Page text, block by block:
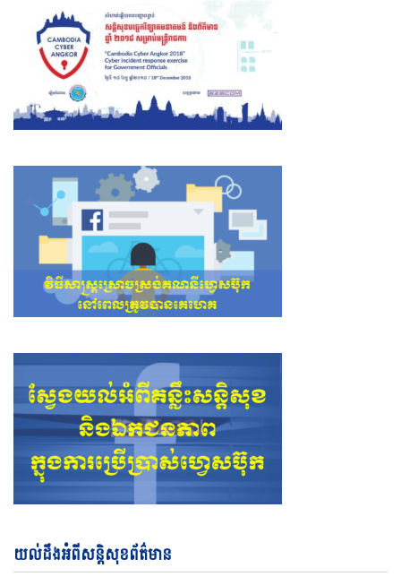
យល់ដឹងអំពីសន្តិសុខព័ត៌មាន